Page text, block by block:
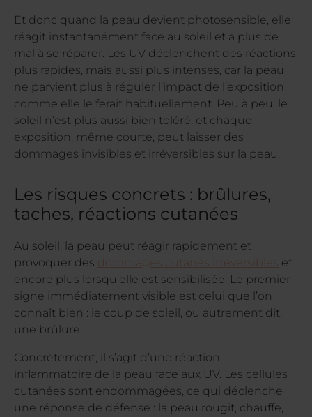
Et donc quand la peau devient photosensible, elle
réagit instantanément face au soleil et a plus de
mal à se réparer. Les UV déclenchent des réactions
plus rapides, mais aussi plus intenses, car la peau
ne parvient plus à réguler l’impact de l’exposition
comme elle le ferait habituellement. Peu à peu, le
soleil n’est plus aussi bien toléré, et chaque
exposition, même courte, peut laisser des
dommages invisibles et irréversibles sur la peau.
Les risques concrets : brûlures,
taches, réactions cutanées
Au soleil, la peau peut réagir rapidement et
provoquer des
dommages cutanés irréversibles
et
encore plus lorsqu’elle est sensibilisée. Le premier
signe immédiatement visible est celui que l’on
connaît bien : le coup de soleil, ou autrement dit,
une brûlure.
Concrètement, il s’agit d’une réaction
inflammatoire de la peau face aux UV. Les cellules
cutanées sont endommagées, ce qui déclenche
une réponse de défense : la peau rougit, chauffe,